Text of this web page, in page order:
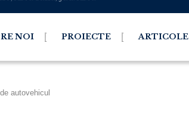
NOI PROIECTE ARTICOLE
autovehicul